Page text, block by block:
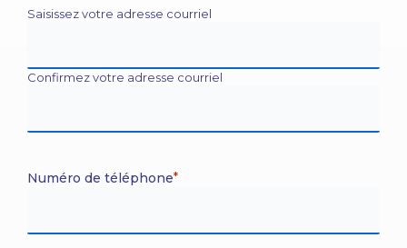
Saisissez votre adresse courriel
Confirmez votre adresse courriel
Numéro de téléphone*